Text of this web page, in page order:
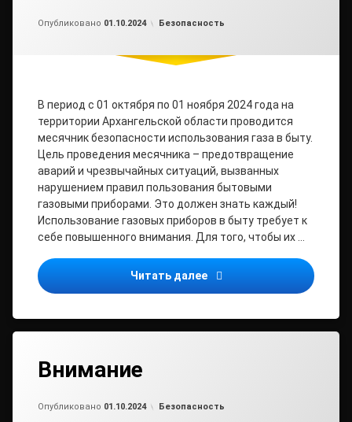
Опубликовано 01.10.2024 Рубрики:
Безопасность
В период с 01 октября по 01 ноября 2024 года на
территории Архангельской области проводится
месячник безопасности использования газа в быту.
Цель проведения месячника – предотвращение
аварий и чрезвычайных ситуаций, вызванных
нарушением правил пользования бытовыми
газовыми приборами. Это должен знать каждый!
Использование газовых приборов в быту требует к
себе повышенного внимания. Для того, чтобы их …
Читать далее Месячник безопасности
Внимание
Опубликовано 01.10.2024 Рубрики:
Безопасность